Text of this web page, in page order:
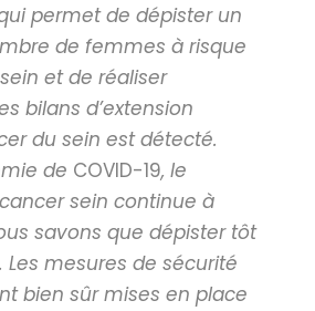
permet de dépister un
de femmes à risque
et de réaliser
bilans d’extension
du sein est détecté.
de COVID-19, le
sein continue à
savons que dépister tôt
mesures de sécurité
bien sûr mises en place